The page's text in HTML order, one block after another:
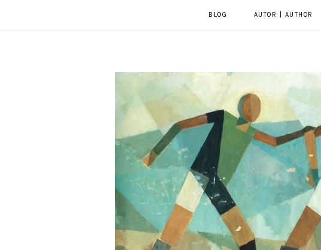
BLOG AUTOR | AUTHOR